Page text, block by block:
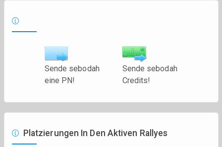
Sende sebodah
eine PN!
Sende sebodah
Credits!
Platzierungen In Den Aktiven Rallyes